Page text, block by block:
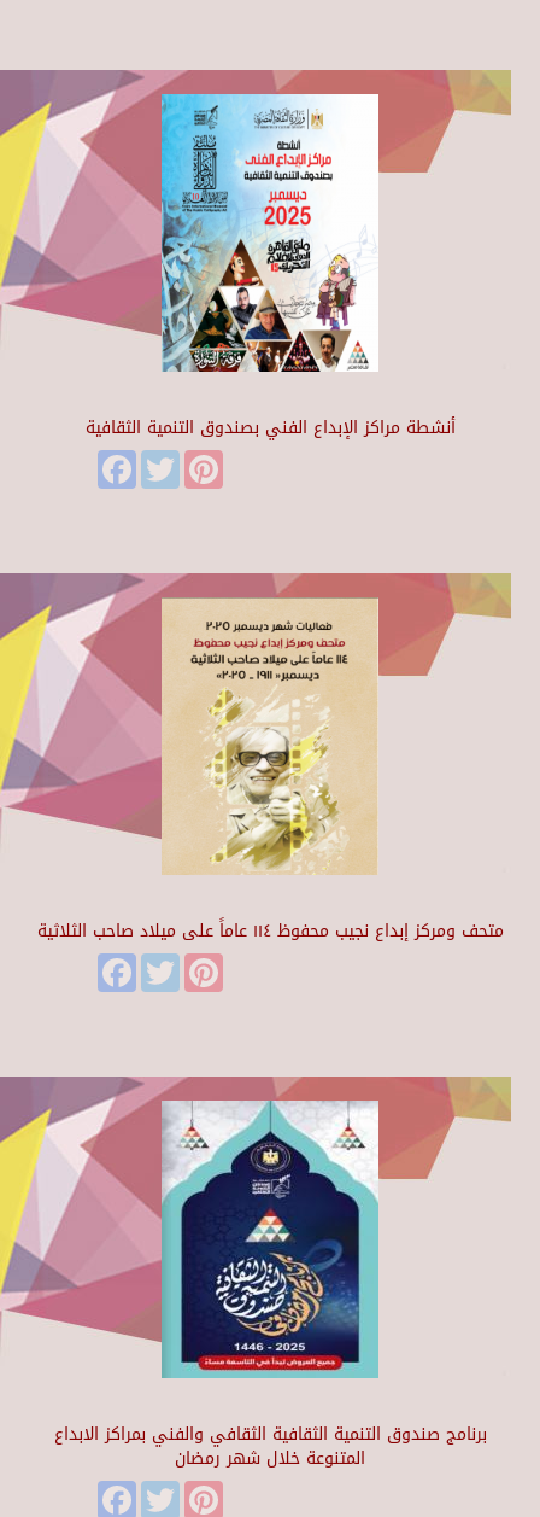
أنشطة مراكز الإبداع الفني بصندوق التنمية الثقافية
FacebookTwitter
متحف ومركز إبداع نجيب محفوظ ١١٤ عاماً على ميلاد صاحب الثلاثية
FacebookTwitter
برنامج صندوق التنمية الثقافية الثقافي والفني بمراكز الابداع
المتنوعة خلال شهر رمضان
FacebookTwitter